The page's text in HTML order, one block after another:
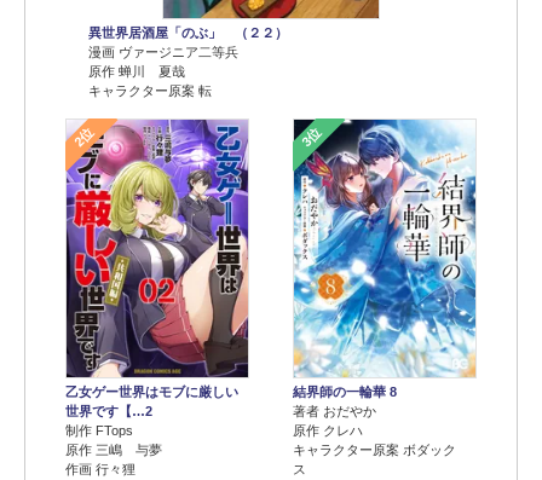
異世界居酒屋「のぶ」 （２２）
漫画 ヴァージニア二等兵
原作 蝉川 夏哉
キャラクター原案 転
2位
乙女ゲー世界はモブに厳しい
世界です【…2
制作 FTops
原作 三嶋 与夢
作画 行々狸
3位
結界師の一輪華 8
著者 おだやか
原作 クレハ
キャラクター原案 ボダック
ス